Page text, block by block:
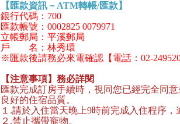
【匯款資訊－ATM轉帳/匯款】
銀行代碼：700
匯款帳號：0002825 0079971
立帳郵局：平溪郵局
戶 名：林秀環
※匯款後請務必來電確認【電話：02-
【注意事項】 務必詳閱
匯款完成訂房手續時，視同您已經完全同
良好的住宿品質。
１.請於入住當天晚上9時前完成入住程序，
２.禁止攜帶寵物。